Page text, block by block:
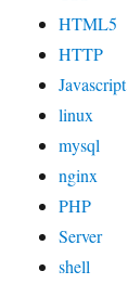
HTML5
HTTP
Javascript
linux
mysql
nginx
PHP
Server
shell